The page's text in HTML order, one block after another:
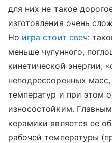
для них не такое
изготовления очень
Но игра стоит свеч:
меньше чугунного,
кинетической энергии,
неподрессоренных
температур и при этом
износостойким.
керамики является ее
рабочей температуры